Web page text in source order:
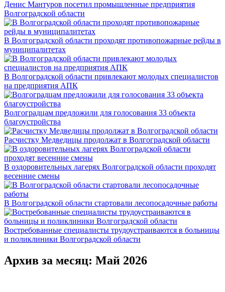
Денис Мантуров посетил промышленные предприятия
Волгоградской области
В Волгоградской области проходят противопожарные рейды в
муниципалитетах
В Волгоградской области привлекают молодых специалистов
на предприятия АПК
Волгоградцам предложили для голосования 33 объекта
благоустройства
Расчистку Медведицы продолжат в Волгоградской области
В оздоровительных лагерях Волгоградской области проходят
весенние смены
В Волгоградской области стартовали лесопосадочные работы
Востребованные специалисты трудоустраиваются в больницы
и поликлиники Волгоградской области
Архив за месяц: Май 2026